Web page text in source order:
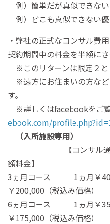
例）簡単だが真似できな
例）どこも真似できない
・弊社の正式なコンサル費
契約期間中の料金を半額にさ
※このリターンは限定２と
※遠方にお住まいの方など
す。
※詳しくはfacebookをご覧
ebook.com/
（入所施設専用）
【コンサル
額料金】
3ヵ月コース 1ヵ
￥200,000（税込み価格）
6ヵ月コース 1ヵ
￥175,000（税込み価格）